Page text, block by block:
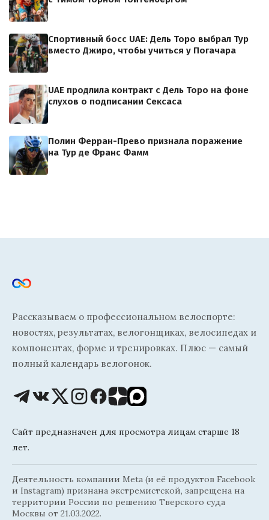
Спортивный босс UAE: Дель Торо выбрал Тур
вместо Джиро, чтобы учиться у Погачара
UAE продлила контракт с Дель Торо на фоне
слухов о подписании Сексаса
Полин Ферран-Прево признала поражение
на Тур де Франс Фамм
Рассказываем о профессиональном велоспорте:
новостях, результатах, велогонщиках, велосипедах и
компонентах, форме и тренировках. Плюс — самый
полный календарь велогонок.
Сайт предназначен для просмотра лицам старше 18
лет.
Деятельность компании Meta (и её продуктов Facebook
и Instagram) признана экстремистской, запрещена на
территории России по решению Тверского суда
Москвы от 21.03.2022.